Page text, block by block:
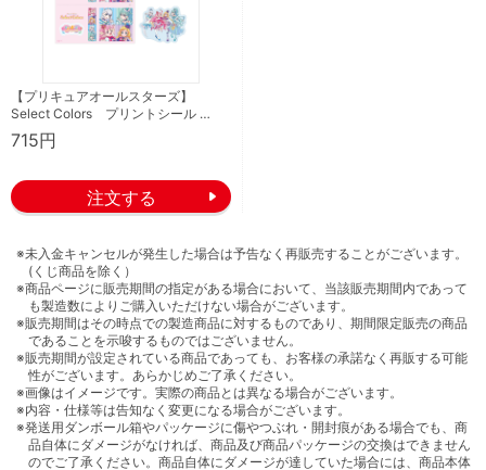
【プリキュアオールスターズ】
Select Colors プリントシール …
715円
※未入金キャンセルが発生した場合は予告なく再販売することがございます。
(くじ商品を除く）
※商品ページに販売期間の指定がある場合において、当該販売期間内であって
も製造数によりご購入いただけない場合がございます。
※販売期間はその時点での製造商品に対するものであり、期間限定販売の商品
であることを示唆するものではございません。
※販売期間が設定されている商品であっても、お客様の承諾なく再販する可能
性がございます。あらかじめご了承ください。
※画像はイメージです。実際の商品とは異なる場合がございます。
※内容・仕様等は告知なく変更になる場合がございます。
※発送用ダンボール箱やパッケージに傷やつぶれ・開封痕がある場合でも、商
品自体にダメージがなければ、商品及び商品パッケージの交換はできません
のでご了承ください。商品自体にダメージが達していた場合には、商品本体